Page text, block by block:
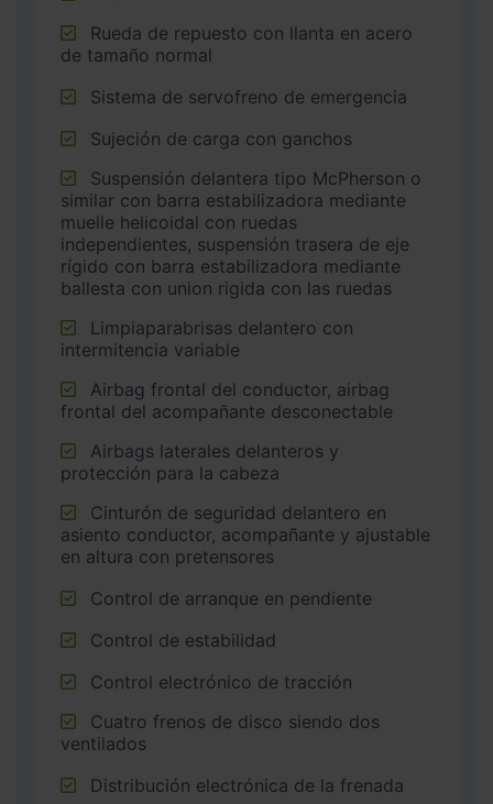
de tamaño normal
Sistema de servofreno de emergencia
Sujeción de carga con ganchos
similar con barra estabilizadora mediante
muelle helicoidal con ruedas
independientes, suspensión trasera de eje
rígido con barra estabilizadora mediante
ballesta con union rigida con las ruedas
intermitencia variable
frontal del acompañante desconectable
protección para la cabeza
asiento conductor, acompañante y ajustable
en altura con pretensores
Control de arranque en pendiente
Control de estabilidad
Control electrónico de tracción
ventilados
Distribución electrónica de la frenada